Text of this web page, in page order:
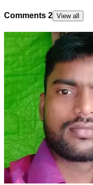
Comments 2 View all